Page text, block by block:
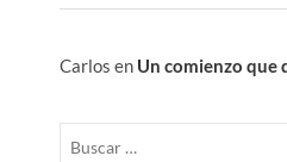
Carlos en Un comienzo que